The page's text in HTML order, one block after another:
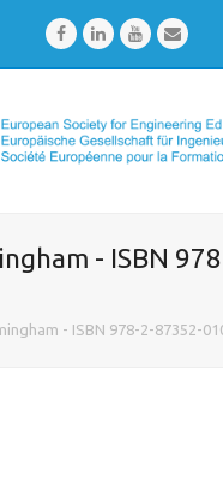
FacebookLinkedInYoutubeEmail
- ISBN
- ISBN 978-2-87352-